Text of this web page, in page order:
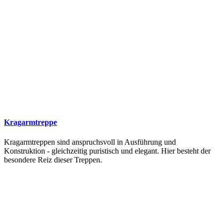
Kragarmtreppe
Kragarmtreppen sind anspruchsvoll in Ausführung und
Konstruktion - gleichzeitig puristisch und elegant. Hier besteht der
besondere Reiz dieser Treppen.